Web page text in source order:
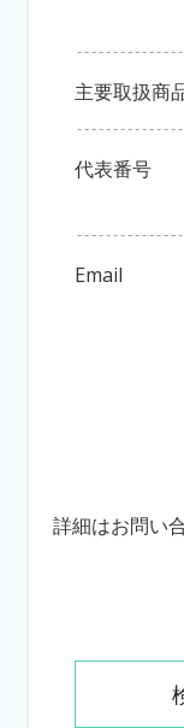
主要取扱商
代表番号
Email
詳細はお問い